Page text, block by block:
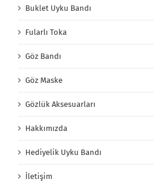
Buklet Uyku Bandı
Fularlı Toka
Göz Bandı
Göz Maske
Gözlük Aksesuarları
Hakkımızda
Hediyelik Uyku Bandı
İletişim